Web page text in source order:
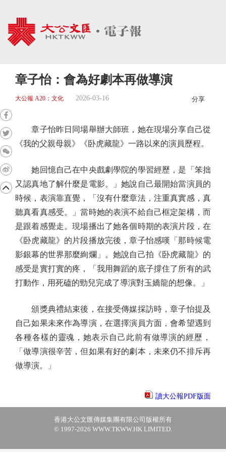
章子怡：會為好劇本再做導演
大公報 A20：文化 2026-03-16 分享
章子怡昨日同場舉辦大師班，她在現場分享自己從
《我的父親母親》《卧虎藏龍》一路以來的演員歷程。
她回憶自己在中央戲劇學院的學習經歷，是「笨拙
又認真地了解什麼是電影。」她說自己最開始當演員的
時候，表演靠直覺，「沒有什麼章法，注重真實感，真
聽真看真感受。」當時她的表演不給自己框定架構，而
是跟着感覺走。現場播出了她各個時期的表演片段，在
《卧虎藏龍》的片段播放完後，章子怡感嘆「那時候電
影銀幕的世界那麼絢爛」。她說自己拍《卧虎藏龍》的
感受是實打實的疼，「我用舞蹈的底子撐住了所有的武
打動作，用死磕的勁兒完成了導演對玉嬌龍的想像。」
頒獎典禮結束後，在接受傳媒採訪時，章子怡提及
自己如果未來作為導演，在選擇演員方面，會希望遇到
各種各樣的靈魂，她表示自己此前有做導演的經歷，
「做導演很辛苦，但如果有好的劇本，未來仍不排斥再
做導演。」
讀大公報PDF版面
香港大公文匯傳媒集團有限公司版權所有
© 1997-2026 WWW.TKWW.HK LIMITED.